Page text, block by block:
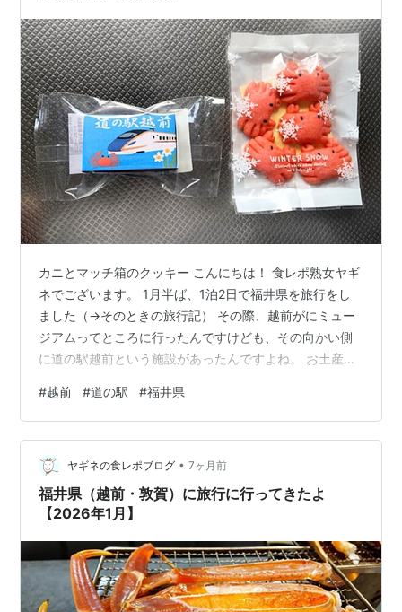
カニとマッチ箱のクッキー こんにちは！ 食レポ熟女ヤギ
ネでございます。 1月半ば、1泊2日で福井県を旅行をし
ました（→そのときの旅行記） その際、越前がにミュー
ジアムってところに行ったんですけども、その向かい側
に道の駅越前という施設があったんですよね。 お土産物
かの形をしたカラフルなクッキーが売られてて、むっち
ゃ可愛かったんです。 で、今回はその中から私が選んで
買ってきた2種類を食レポしようと思います。 マッチ箱
クッキーとカニさんスノーボールクッキーです。 他にも
いろんな形のクッキーが売られてたんですけども、この2
つはカワイイだけじゃなくて、現…
#越前 #道の駅 #福井県
ヤギネの食レポブログ • 7ヶ月前
福井県（越前・敦賀）に旅行に行ってきたよ
【2026年1月】